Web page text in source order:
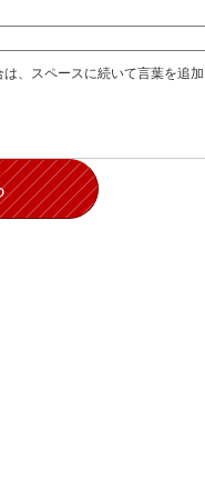
、スペースに続いて言葉を追